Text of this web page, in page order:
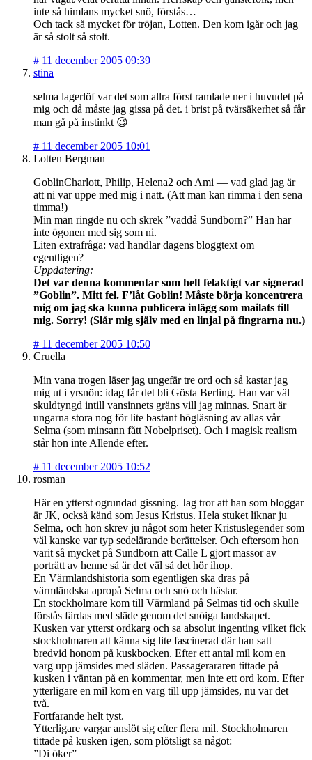
inte så himlans mycket snö, förstås…
Och tack så mycket för tröjan, Lotten. Den kom igår och jag
är så stolt så stolt.
# 11 december 2005 09:39
stina
selma lagerlöf var det som allra först ramlade ner i huvudet på
mig och då måste jag gissa på det. i brist på tvärsäkerhet så får
man gå på instinkt 😉
# 11 december 2005 10:01
Lotten Bergman
GoblinCharlott, Philip, Helena2 och Ami — vad glad jag är
att ni var uppe med mig i natt. (Att man kan rimma i den sena
timma!)
Min man ringde nu och skrek ”vaddå Sundborn?” Han har
inte ögonen med sig som ni.
Liten extrafråga: vad handlar dagens bloggtext om
egentligen?
Uppdatering:
Det var denna kommentar som helt felaktigt var signerad
”Goblin”. Mitt fel. F’låt Goblin! Måste börja koncentrera
mig om jag ska kunna publicera inlägg som mailats till
mig. Sorry! (Slår mig själv med en linjal på fingrarna nu.)
# 11 december 2005 10:50
Cruella
Min vana trogen läser jag ungefär tre ord och så kastar jag
mig ut i yrsnön: idag får det bli Gösta Berling. Han var väl
skuldtyngd intill vansinnets gräns vill jag minnas. Snart är
ungarna stora nog för lite bastant högläsning av allas vår
Selma (som minsann fått Nobelpriset). Och i magisk realism
står hon inte Allende efter.
# 11 december 2005 10:52
rosman
Här en ytterst ogrundad gissning. Jag tror att han som bloggar
är JK, också känd som Jesus Kristus. Hela stuket liknar ju
Selma, och hon skrev ju något som heter Kristuslegender som
väl kanske var typ sedelärande berättelser. Och eftersom hon
varit så mycket på Sundborn att Calle L gjort massor av
porträtt av henne så är det väl så det hör ihop.
En Värmlandshistoria som egentligen ska dras på
värmländska apropå Selma och snö och hästar.
En stockholmare kom till Värmland på Selmas tid och skulle
förstås färdas med släde genom det snöiga landskapet.
Kusken var ytterst ordkarg och sa absolut ingenting vilket fick
stockholmaren att känna sig lite fascinerad där han satt
bredvid honom på kuskbocken. Efter ett antal mil kom en
varg upp jämsides med släden. Passagerararen tittade på
kusken i väntan på en kommentar, men inte ett ord kom. Efter
ytterligare en mil kom en varg till upp jämsides, nu var det
två.
Fortfarande helt tyst.
Ytterligare vargar anslöt sig efter flera mil. Stockholmaren
tittade på kusken igen, som plötsligt sa något:
”Di öker”